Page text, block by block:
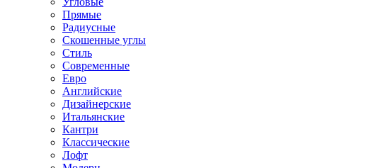
Прямые
Радиусные
Скошенные углы
Стиль
Современные
Евро
Английские
Дизайнерские
Итальянские
Кантри
Классические
Лофт